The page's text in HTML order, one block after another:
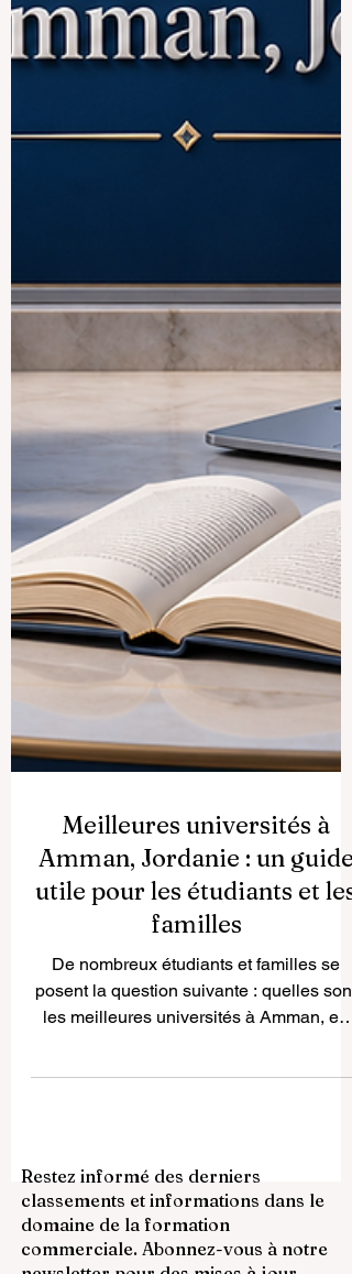
Meilleures universités à
Amman, Jordanie : un guide
utile pour les étudiants et les
familles
De nombreux étudiants et familles se
posent la question suivante : quelles sont
Jordanie ? La réponse dépend des
professionnels après l’obtention du
diplôme. Amman est l’un des centres
éducatifs les plus importants de la région.
La ville combine histoire, culture et
Restez informé des derniers
classements et informations dans le
domaine de la formation